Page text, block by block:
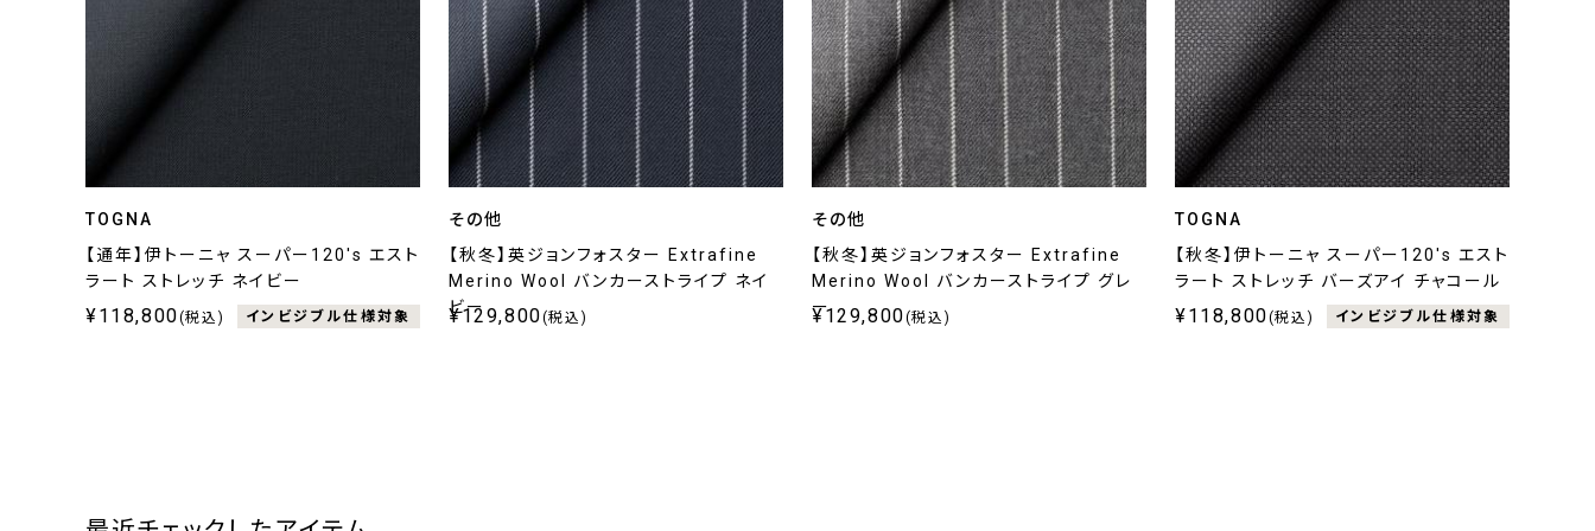
TOGNA
【通年】伊トーニャ スーパー120's エスト
ラート ストレッチ ネイビー
¥118,800(税込) インビジブル仕様対象
その他
【秋冬】英ジョンフォスター Extrafine
Merino Wool バンカーストライプ ネイ
ビー
¥129,800(税込)
その他
【秋冬】英ジョンフォスター Extrafine
Merino Wool バンカーストライプ グレ
ー
¥129,800(税込)
TOGNA
【秋冬】伊トーニャ スーパー120's エスト
ラート ストレッチ バーズアイ チャコール
¥118,800(税込) インビジブル仕様対象